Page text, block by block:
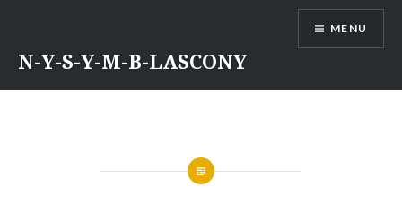
contenu
N-Y-S-Y-M-B-LASCONY
MENU